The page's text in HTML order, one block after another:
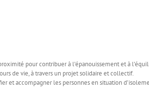
pour contribuer à l’épanouissement et à
de vie, à travers un projet solidaire et collectif.
et accompagner les personnes en situation